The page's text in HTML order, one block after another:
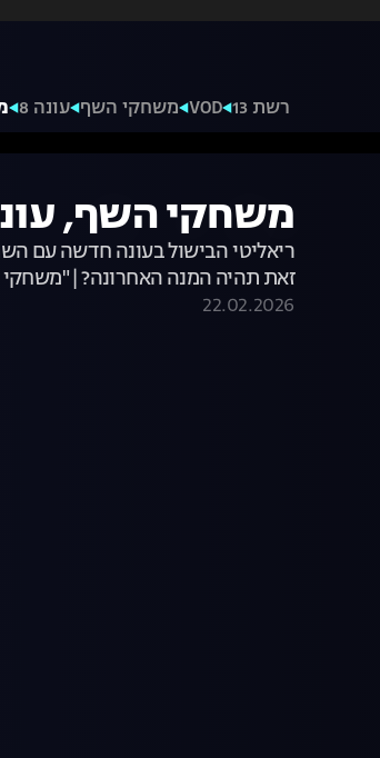
רשת 13 VOD משחקי השף עונה 8
משחקי השף, עונה 8, פרק 41: פרק
ריאליטי הבישול בעונה חדשה עם
זאת תהיה המנה האחרונה? | "משחקי
22.02.2026